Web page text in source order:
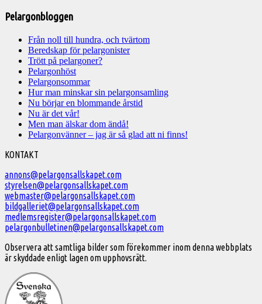
Pelargonbloggen
Från noll till hundra, och tvärtom
Beredskap för pelargonister
Trött på pelargoner?
Pelargonhöst
Pelargonsommar
Hur man minskar sin pelargonsamling
Nu börjar en blommande årstid
Nu är det vår!
Men man älskar dom ändå!
Pelargonvänner – jag är så glad att ni finns!
Välkommen
till
Svenska
Pelargonsällskapet
KONTAKT
annons@pelargonsallskapet.com
styrelsen@pelargonsallskapet.com
webmaster@pelargonsallskapet.com
bildgalleriet@pelargonsallskapet.com
medlemsregister@pelargonsallskapet.com
pelargonbulletinen@pelargonsallskapet.com
Observera att samtliga bilder som förekommer inom denna webbplats
är skyddade enligt lagen om upphovsrätt.